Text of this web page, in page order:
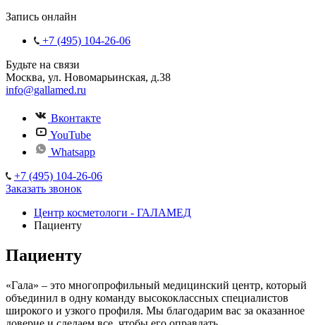
Запись онлайн
+7 (495) 104-26-06
Будьте на связи
Москва, ул. Новомарьинская, д.38
info@gallamed.ru
Вконтакте
YouTube
Whatsapp
+7 (495) 104-26-06
Заказать звонок
Центр косметологи - ГАЛАМЕД
Пациенту
Пациенту
«Гала» – это многопрофильный медицинский центр, который
объединил в одну команду высококлассных специалистов
широкого и узкого профиля. Мы благодарим вас за оказанное